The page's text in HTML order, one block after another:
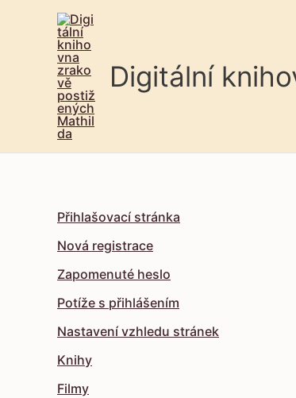
Digitální
Přihlašovací stránka
Nová registrace
Zapomenuté heslo
Potíže s přihlášením
Nastavení vzhledu stránek
Knihy
Filmy